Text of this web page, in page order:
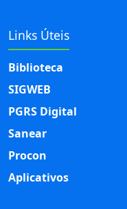
Links Úteis
Biblioteca
SIGWEB
PGRS Digital
Sanear
Procon
Aplicativos